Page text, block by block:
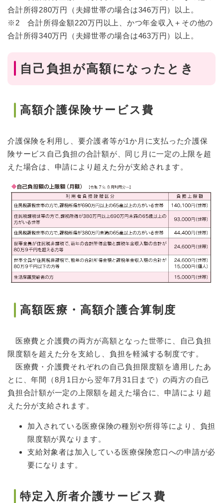
合計所得280万円（夫婦世帯の場合は346万円）以上。
※2 合計所得金額220万円以上、かつ年金収入＋その他の
合計所得340万円（夫婦世帯の場合は463万円）以上。
自己負担が高額になったとき
高額介護保険サービス費
介護保険を利用し、要介護者等が1か月に支払った介護保
険サービス自己負担の合計額が、同じ月に一定の上限を超
えた場合は、申請により超えた分が支給されます。
高額医療・高額介護合算制度
医療費と介護費の両方が高額となった世帯に、自己負担
限度額を超えた分を支給し、負担を軽減する制度です。
医療費・介護費それぞれの自己負担限度額を適用したあ
とに、年間（8月1日から翌年7月31日まで）の両方の自己
負担合計額が一定の上限額を超えた場合に、申請により超
えた分が支給されます。
加入されている医療保険の種別や所得等により、負担
限度額が異なります。
支給対象者は加入している医療保険窓口への申請が必
要になります。
特定入所者介護サービス費